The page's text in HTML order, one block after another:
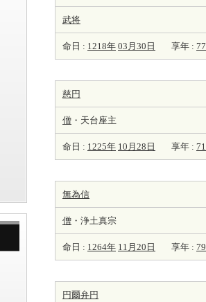
武将
命日 : 1218年 03月30日 享年 : 77
慈円
僧 ・天台座主
命日 : 1225年 10月28日 享年 : 71
無為信
僧 ・浄土真宗
命日 : 1264年 11月20日 享年 : 79
円爾弁円